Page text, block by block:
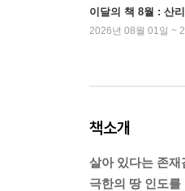
이달의 책 8월 : 산
2026년 08월 01일 ~
책소개
살아 있다는 존
극한의 땅 인도를